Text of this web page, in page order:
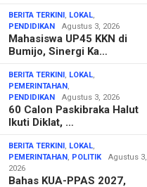
BERITA TERKINI , LOKAL,
PENDIDIKAN
Agustus 3, 2026
Mahasiswa UP45 KKN di
Bumijo, Sinergi Ka…
BERITA TERKINI , LOKAL,
PEMERINTAHAN ,
PENDIDIKAN
Agustus 3, 2026
60 Calon Paskibraka Halut
Ikuti Diklat, …
BERITA TERKINI , LOKAL,
PEMERINTAHAN , POLITIK
Agustus 3,
2026
Bahas KUA-PPAS 2027,